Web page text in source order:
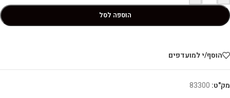
הוספה לסל
הוסף/י למועדפים
מק"ט: 83300